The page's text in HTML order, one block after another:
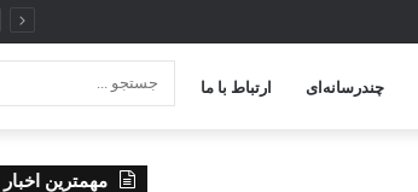
چندرسانه‌ای ارتباط با ما
مهمترین اخبار